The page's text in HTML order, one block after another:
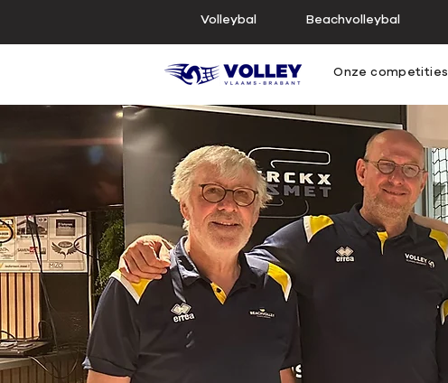
Volleybal Beachvolleybal
Onze competities